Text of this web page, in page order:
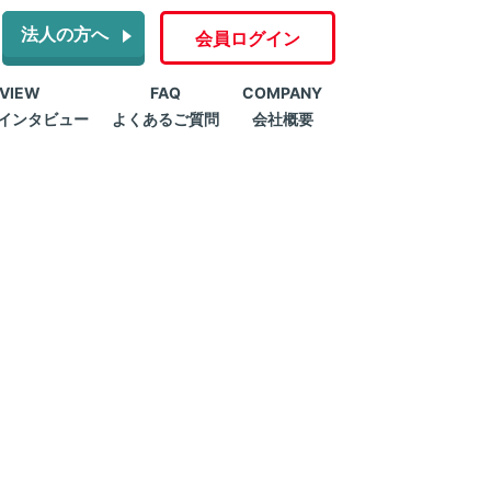
法人の方へ 会員ログイン
ンタビュー
FAQ
よくあるご質問
COMPANY
会社概要